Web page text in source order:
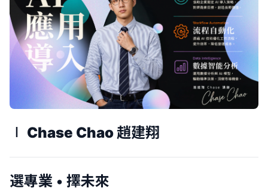
∣ Chase Chao 趙建翔
選專業 • 擇未來